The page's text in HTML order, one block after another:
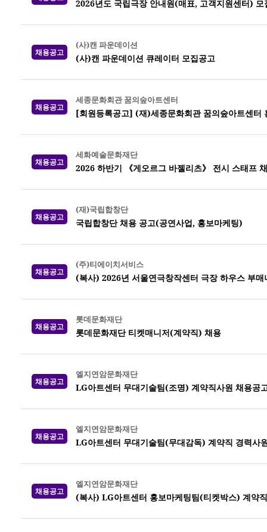
2026년도 국립극장 안내원(매표, 고객지원센터) 모
채용공고
(사)캔 파운데이션
(사)캔 파운데이션 큐레이터 모집공고
채용공고
세종문화회관 꿈의숲아트센터
[회원등록공고] (재)세종문화회관 꿈의숲아트센터
채용공고
세화예술문화재단
2026 하반기 《게오르그 바젤리츠》 전시 스태프
채용공고
(재)국립합창단
국립합창단 채용 공고(공연사업, 홍보마케팅)
채용공고
(주)티에이치서비스
(복사) 2026년 서울연극창작센터 극장 하우스 부
채용공고
롯데문화재단
롯데문화재단 티켓매니저(계약직) 채용
채용공고
엘지연암문화재단
LG아트센터 무대기술팀(조명) 계약직사원 채용공
채용공고
엘지연암문화재단
LG아트센터 무대기술팀(무대감독) 계약직 경력사
채용공고
엘지연암문화재단
(복사) LG아트센터 홍보마케팅팀(티켓박스) 계약